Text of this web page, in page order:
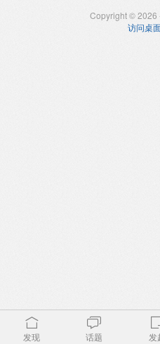
Copyright © 2026
访问桌
发现 话题 发